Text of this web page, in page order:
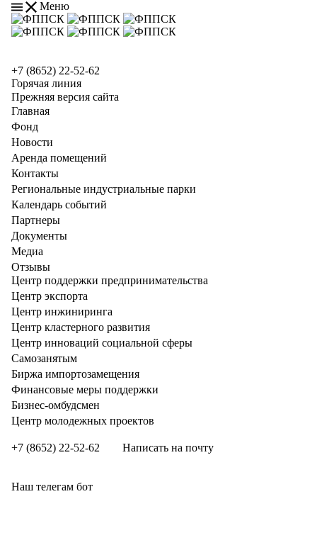
Меню
+7 (8652) 22-52-62
Горячая линия
Прежняя версия сайта
Главная
Фонд
Новости
Аренда помещений
Контакты
Региональные индустриальные парки
Календарь событий
Партнеры
Документы
Медиа
Отзывы
Центр поддержки предпринимательства
Центр экспорта
Центр инжиниринга
Центр кластерного развития
Центр инноваций социальной сферы
Cамозанятым
Биржа импортозамещения
Финансовые меры поддержки
Бизнес-омбудсмен
Центр молодежных проектов
+7 (8652) 22-52-62 Написать на почту
Наш телегам бот